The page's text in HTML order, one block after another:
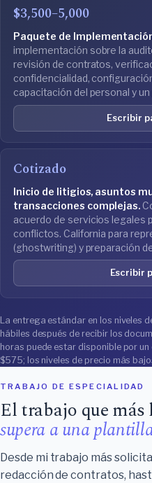
$3,500–5,000
Paquete de
implementación sobre la
revisión de contratos,
confidencialidad,
capacitación del personal y
Escribir
Cotizado
Inicio de litigios, asuntos
transacciones complejas.
acuerdo de servicios legales
conflictos. California para
(ghostwriting) y preparación
Escribir
La entrega estándar en los niveles
hábiles después de recibir los
horas puede estar disponible por
$575; los niveles de precio más
TRABAJO DE ESPECIALIDAD
El trabajo que más
supera a una
Desde mi trabajo más
redacción de contratos,